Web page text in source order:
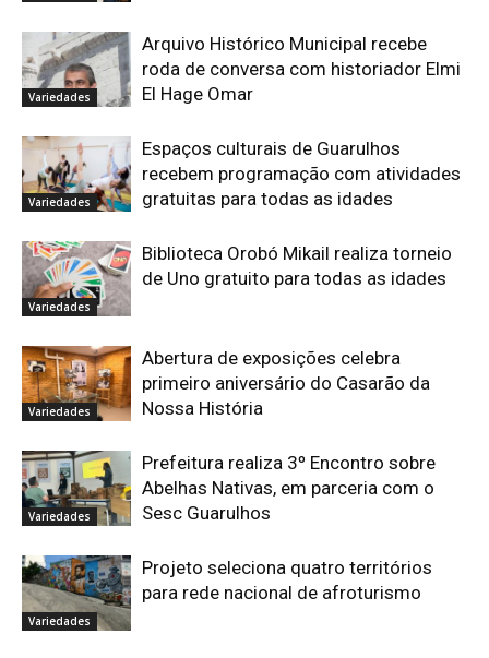
Variedades
Arquivo Histórico Municipal recebe
roda de conversa com historiador Elmi
El Hage Omar
Variedades
Espaços culturais de Guarulhos
recebem programação com atividades
gratuitas para todas as idades
Variedades
Biblioteca Orobó Mikail realiza torneio
de Uno gratuito para todas as idades
Variedades
Abertura de exposições celebra
primeiro aniversário do Casarão da
Nossa História
Variedades
Prefeitura realiza 3º Encontro sobre
Abelhas Nativas, em parceria com o
Sesc Guarulhos
Variedades
Projeto seleciona quatro territórios
para rede nacional de afroturismo